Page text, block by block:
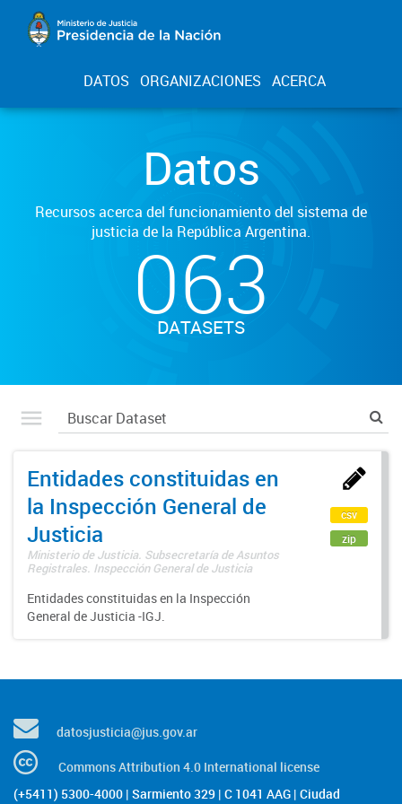
DATOS ORGANIZACIONES ACERCA
Datos
Recursos acerca del funcionamiento del sistema de
justicia de la República Argentina.
063
DATASETS
Entidades constituidas en
la Inspección General de
Justicia
Ministerio de Justicia. Subsecretaría de Asuntos
Registrales. Inspección General de Justicia
Entidades constituidas en la Inspección
General de Justicia -IGJ.
csv
zip
datosjusticia@jus.gov.ar
Commons Attribution 4.0 International license
(+5411) 5300-4000 | Sarmiento 329 | C 1041 AAG | Ciudad